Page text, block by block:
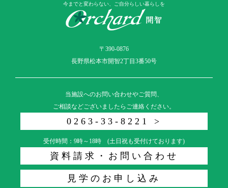
今までと変わらない、ご自分らしい暮らしを
〒390-0876
長野県松本市開智2丁目3番50号
当施設へのお問い合わせやご質問、
ご相談などございましたらご連絡ください。
0263-33-8221 >
受付時間：9時～18時 (土日祝も受付けております)
資料請求・お問い合わせ
見学のお申し込み